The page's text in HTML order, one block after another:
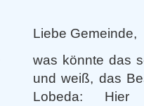
Liebe Gemeinde,
was könnte das
und weiß, das
Lobeda: